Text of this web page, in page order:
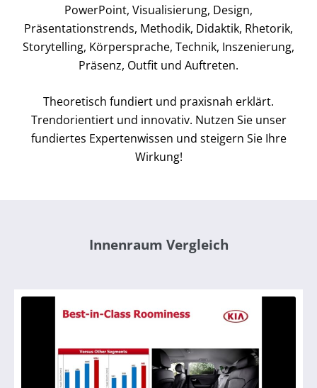
PowerPoint, Visualisierung, Design,
Präsentationstrends, Methodik, Didaktik, Rhetorik,
Storytelling, Körpersprache, Technik, Inszenierung,
Präsenz, Outfit und Auftreten.
Theoretisch fundiert und praxisnah erklärt.
Trendorientiert und innovativ. Nutzen Sie unser
fundiertes Expertenwissen und steigern Sie Ihre
Wirkung!
Innenraum Vergleich